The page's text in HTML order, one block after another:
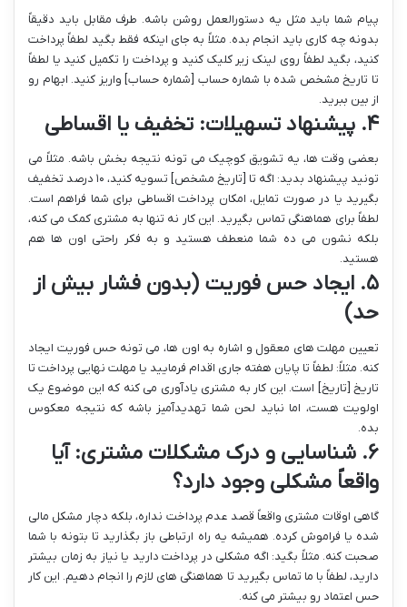
پیام شما باید مثل یه دستورالعمل روشن باشه. طرف مقابل باید دقیقاً
بدونه چه کاری باید انجام بده. مثلاً به جای اینکه فقط بگید لطفاً پرداخت
کنید، بگید لطفاً روی لینک زیر کلیک کنید و پرداخت را تکمیل کنید یا لطفاً
تا تاریخ مشخص شده با شماره حساب [شماره حساب] واریز کنید. ابهام رو
از بین ببرید.
۴. پیشنهاد تسهیلات: تخفیف یا اقساطی
بعضی وقت ها، یه تشویق کوچیک می تونه نتیجه بخش باشه. مثلاً می
تونید پیشنهاد بدید: اگه تا [تاریخ مشخص] تسویه کنید، ۱۰ درصد تخفیف
بگیرید یا در صورت تمایل، امکان پرداخت اقساطی برای شما فراهم است.
لطفاً برای هماهنگی تماس بگیرید. این کار نه تنها به مشتری کمک می کنه،
بلکه نشون می ده شما منعطف هستید و به فکر راحتی اون ها هم
هستید.
۵. ایجاد حس فوریت (بدون فشار بیش از
حد)
تعیین مهلت های معقول و اشاره به اون ها، می تونه حس فوریت ایجاد
کنه. مثلاً: لطفاً تا پایان هفته جاری اقدام فرمایید یا مهلت نهایی پرداخت تا
تاریخ [تاریخ] است. این کار به مشتری یادآوری می کنه که این موضوع یک
اولویت هست، اما نباید لحن شما تهدیدآمیز باشه که نتیجه معکوس
بده.
۶. شناسایی و درک مشکلات مشتری: آیا
واقعاً مشکلی وجود دارد؟
گاهی اوقات مشتری واقعاً قصد عدم پرداخت نداره، بلکه دچار مشکل مالی
شده یا فراموش کرده. همیشه یه راه ارتباطی باز بگذارید تا بتونه با شما
صحبت کنه. مثلاً بگید: اگه مشکلی در پرداخت دارید یا نیاز به زمان بیشتر
دارید، لطفاً با ما تماس بگیرید تا هماهنگی های لازم را انجام دهیم. این کار
حس اعتماد رو بیشتر می کنه.